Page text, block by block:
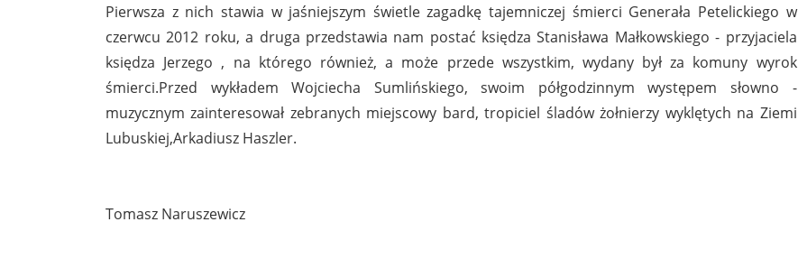
Pierwsza z nich stawia w jaśniejszym świetle zagadkę tajemniczej śmierci Generała Petelickiego w
czerwcu 2012 roku, a druga przedstawia nam postać księdza Stanisława Małkowskiego - przyjaciela
księdza Jerzego , na którego również, a może przede wszystkim, wydany był za komuny wyrok
śmierci.Przed wykładem Wojciecha Sumlińskiego, swoim półgodzinnym występem słowno -
muzycznym zainteresował zebranych miejscowy bard, tropiciel śladów żołnierzy wyklętych na Ziemi
Lubuskiej,Arkadiusz Haszler.
Tomasz Naruszewicz